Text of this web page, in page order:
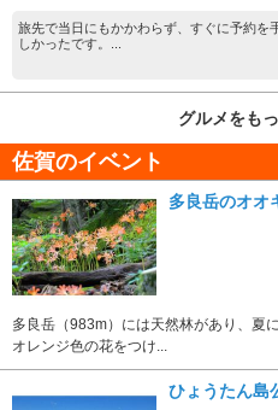
旅先で当日にもかかわらず、すぐに予約を
しかったです。...
グルメをも
佐賀のイベント
多良岳のオオ
多良岳（983m）には天然林があり、夏
オレンジ色の花をつけ...
ひょうたん島